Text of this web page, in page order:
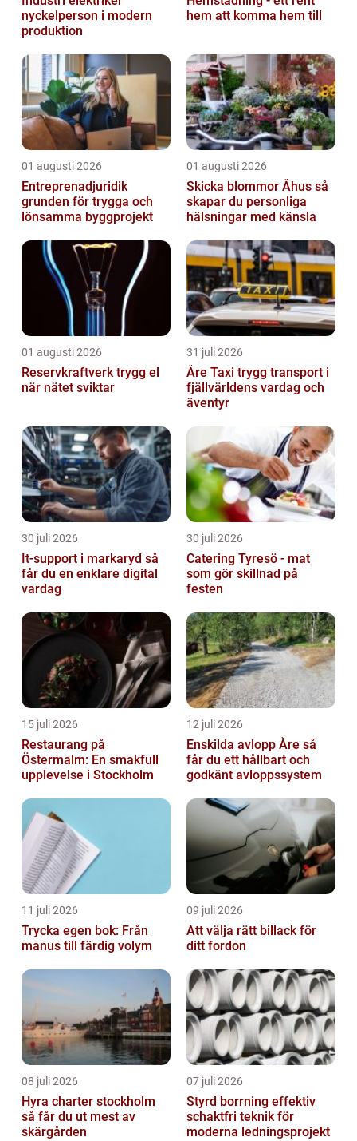
nyckelperson i modern
produktion
hem att komma hem till
01 augusti 2026
Entreprenadjuridik
grunden för trygga och
lönsamma byggprojekt
01 augusti 2026
Skicka blommor Åhus så
skapar du personliga
hälsningar med känsla
01 augusti 2026
Reservkraftverk trygg el
när nätet sviktar
31 juli 2026
Åre Taxi trygg transport i
fjällvärldens vardag och
äventyr
30 juli 2026
It-support i markaryd så
får du en enklare digital
vardag
30 juli 2026
Catering Tyresö - mat
som gör skillnad på
festen
15 juli 2026
Restaurang på
Östermalm: En smakfull
upplevelse i Stockholm
12 juli 2026
Enskilda avlopp Åre så
får du ett hållbart och
godkänt avloppssystem
11 juli 2026
Trycka egen bok: Från
manus till färdig volym
09 juli 2026
Att välja rätt billack för
ditt fordon
08 juli 2026
Hyra charter stockholm
så får du ut mest av
skärgården
07 juli 2026
Styrd borrning effektiv
schaktfri teknik för
moderna ledningsprojekt